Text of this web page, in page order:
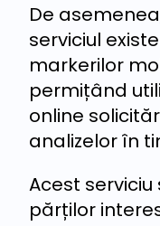
De
serviciul
markerilor
permițând
online
analizelor în
Acest
părților